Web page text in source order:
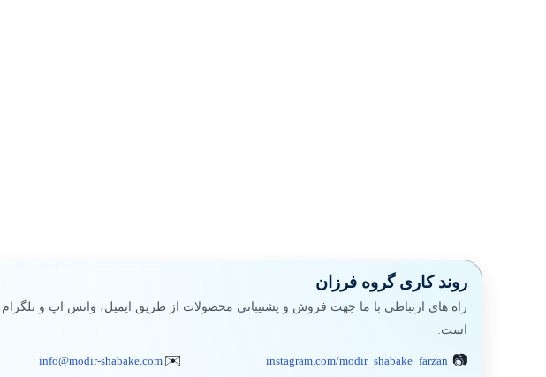
روند کاری گروه فرزان
راه های ارتباطی با ما جهت فروش و پشتیبانی محصولات از طریق ایمیل، واتس اپ و
است:
instagram.com/modir_shabake_farzan
info@modir-shabake.com